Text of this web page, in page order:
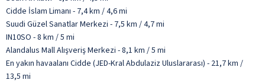
Cidde İslam Limanı - 7,4 km / 4,6 mi
Suudi Güzel Sanatlar Merkezi - 7,5 km / 4,7 mi
IN10SO - 8 km / 5 mi
Alandalus Mall Alışveriş Merkezi - 8,1 km / 5 mi
En yakın havaalanı Cidde (JED-Kral Abdulaziz Uluslararası) - 21,7 km /
13,5 mi